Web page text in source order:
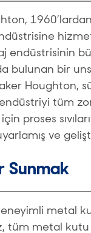
endüstrisinin
bulunan bir
Houghton,
tüm
proses
ve
Sunmak
metal
tüm metal